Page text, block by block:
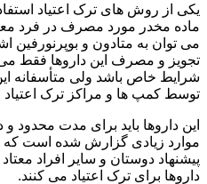
یکی از روش های ترک اعتیاد
ماده مخدر مورد مصرف در فرد
می توان به متادون و بوپرنورفین
تجویز و مصرف این داروها فقط
شرایط خاص باشد ولی متأسفانه
توسط کمپ ها و مراکز ترک اعتیاد
این داروها باید برای مدت
موارد زیادی گزارش شده است که
پیشنهاد دوستان و سایر افراد
داروها برای ترک اعتیاد می کنند.